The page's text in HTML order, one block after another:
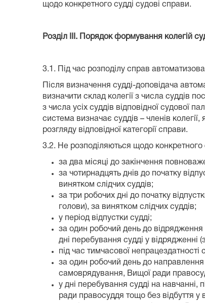
щодо конкретного судді судові справи.
Розділ ІІІ. Порядок формування колегій
3.1. Під час розподілу справ
Після визначення судді-доповідача
визначити склад колегії з числа суддів
з числа усіх суддів відповідної судової
система визначає суддів – членів
розгляду відповідної категорії справи.
3.2. Не розподіляються щодо конкретного
за два місяці до закінчення
за чотирнадцять днів до початку
винятком слідчих суддів;
за три робочих дні до початку
голови), за винятком слідчих суддів;
у період відпустки судді;
за один робочий день до відрядження
дні перебування судді у відрядженні
під час тимчасової непрацездатності
за один робочий день до направлення
самоврядування, Вищої ради
у дні перебування судді на навчанні,
ради правосуддя тощо без відбуття у